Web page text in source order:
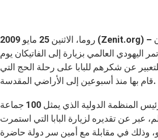
روما، الاثنين 25 مايو 2009 (Zenit.org) – قام الممثلون
اليهودي العالمي بزيارة إلى الفاتيكان يوم
عن شكرهم للبابا على رحلة الحج التي
قام بها منذ أسبوعين إلى الأراضي المقدسة.
رونالد لودر، رئيس المنظمة الدولية الذي يمثل 100 جماعة
عبر عن تقديره لزيارة البابا التي استمرت
ولغاية 15 مايو، وذلك في مقابلة مع أمين سر دولة حاضرة